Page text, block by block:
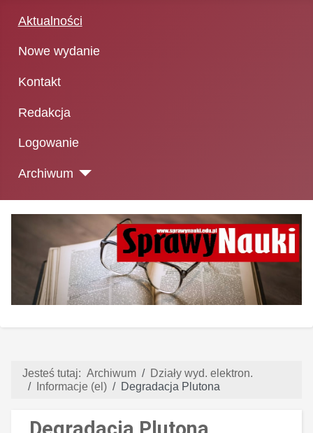
Aktualności
Nowe wydanie
Kontakt
Redakcja
Logowanie
Archiwum
Jesteś tutaj: Archiwum
Działy wyd. elektron.
Informacje (el)
Degradacja Plutona